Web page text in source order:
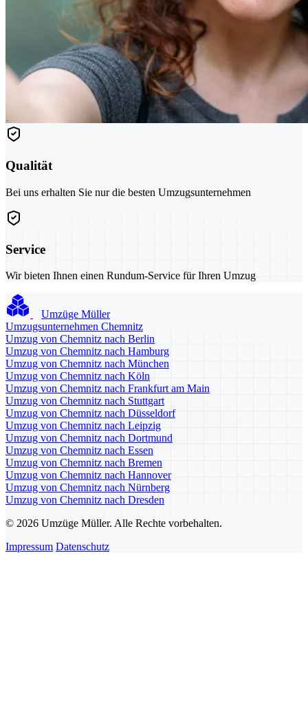
Qualität
Bei uns erhalten Sie nur die besten Umzugsunternehmen
Service
Wir bieten Ihnen einen Rundum-Service für Ihren Umzug
Umzüge Müller
Umzugsunternehmen Chemnitz
Umzug von Chemnitz nach Berlin
Umzug von Chemnitz nach Hamburg
Umzug von Chemnitz nach München
Umzug von Chemnitz nach Köln
Umzug von Chemnitz nach Frankfurt am Main
Umzug von Chemnitz nach Stuttgart
Umzug von Chemnitz nach Düsseldorf
Umzug von Chemnitz nach Leipzig
Umzug von Chemnitz nach Dortmund
Umzug von Chemnitz nach Essen
Umzug von Chemnitz nach Bremen
Umzug von Chemnitz nach Hannover
Umzug von Chemnitz nach Nürnberg
Umzug von Chemnitz nach Dresden
© 2026 Umzüge Müller. Alle Rechte vorbehalten.
Impressum Datenschutz